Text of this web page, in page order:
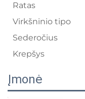
Ratas
Virkšninio tipo
Sederočius
Krepšys
Įmonė